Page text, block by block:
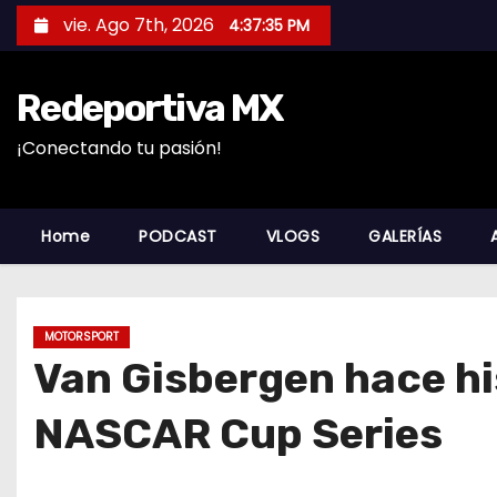
a
c
vie. Ago 7th, 2026 4:37:36 PM
Redeportiva MX
¡Conectando tu pasión!
Home PODCAST VLOGS GALERÍAS
MOTORSPORT
Van Gisbergen hace
NASCAR Cup Series